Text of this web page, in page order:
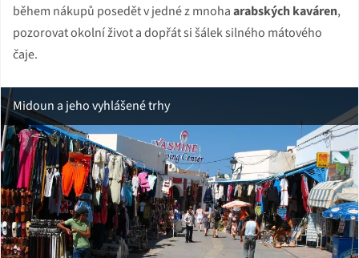
během nákupů posedět v jedné z mnohaarabských kaváren,
pozorovat okolní život a dopřát si šálek silného mátového
čaje.
Midoun a jeho vyhlášené trhy